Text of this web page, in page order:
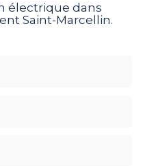
électrique dans
Saint-Marcellin.